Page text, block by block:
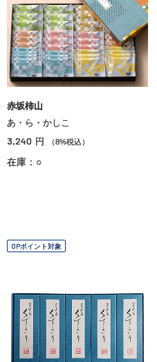
赤坂柿山
あ・ら・かしこ
3,240 円 （8%税込）
在庫：○
OPポイント対象